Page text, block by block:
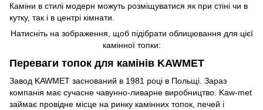
Каміни в стилі модерн можуть розміщуватися як при стіні чи в
кутку, так і в центрі кімнати.
Натисніть на зображення, щоб підібрати облицювання для цієї
камінної топки:
Переваги топок для камінів KAWMET
Завод KAWMET заснований в 1981 році в Польщі. Зараз
компанія має сучасне чавунно-ливарне виробництво. Kaw-met
займає провідне місце на ринку камінних топок, печей і